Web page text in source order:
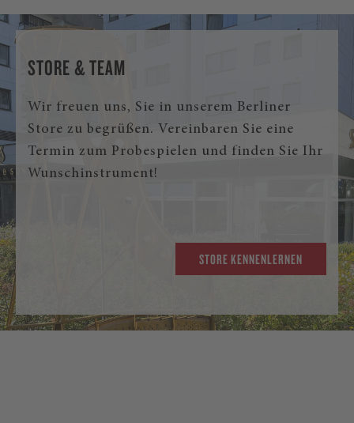
STORE & TEAM
Wir freuen uns, Sie in unserem Berliner
Store zu begrüßen. Vereinbaren Sie eine
Termin zum Probespielen und finden Sie Ihr
Wunschinstrument!
STORE KENNENLERNEN